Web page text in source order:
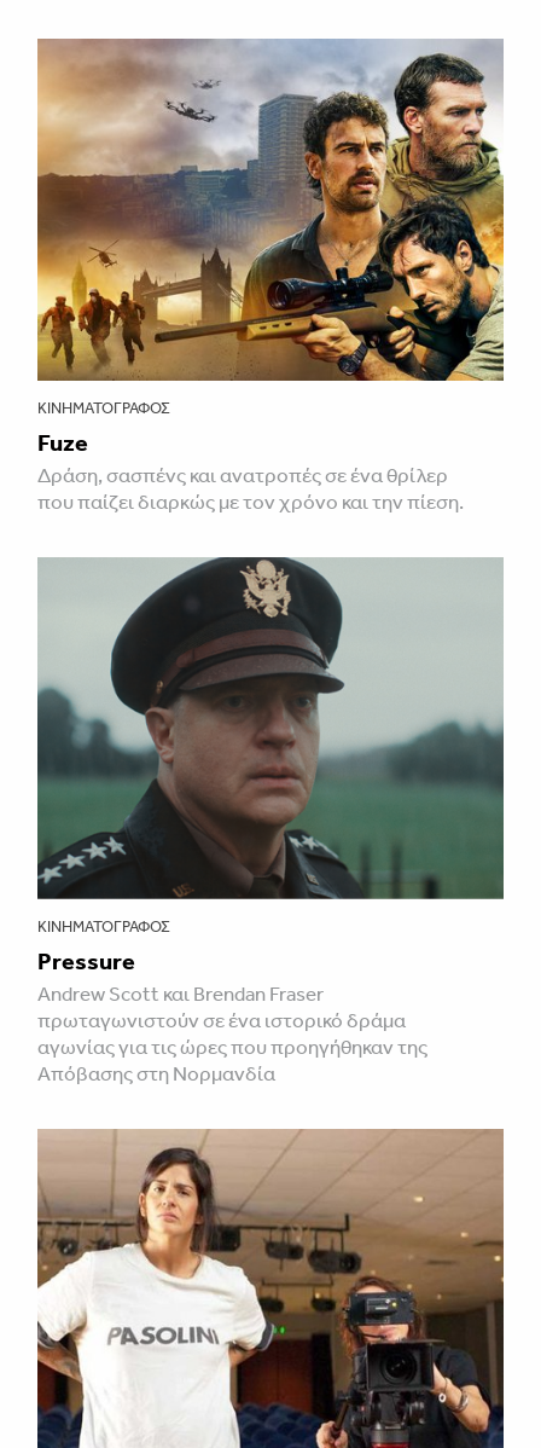
ΚΙΝΗΜΑΤΟΓΡΆΦΟΣ
Fuze
Δράση, σασπένς και ανατροπές σε ένα θρίλερ
που παίζει διαρκώς με τον χρόνο και την πίεση.
ΚΙΝΗΜΑΤΟΓΡΆΦΟΣ
Pressure
Andrew Scott και Brendan Fraser
πρωταγωνιστούν σε ένα ιστορικό δράμα
αγωνίας για τις ώρες που προηγήθηκαν της
Απόβασης στη Νορμανδία